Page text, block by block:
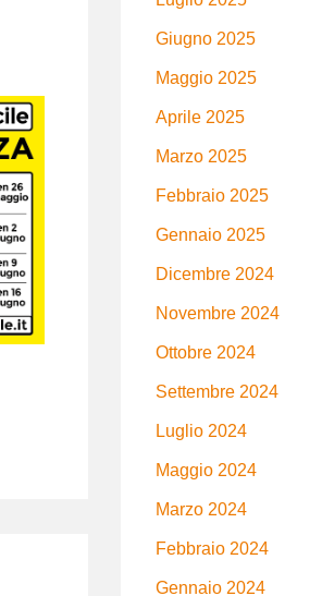
Giugno 2025
Maggio 2025
Aprile 2025
Marzo 2025
Febbraio 2025
Gennaio 2025
Dicembre 2024
Novembre 2024
Ottobre 2024
Settembre 2024
Luglio 2024
Maggio 2024
Marzo 2024
Febbraio 2024
Gennaio 2024